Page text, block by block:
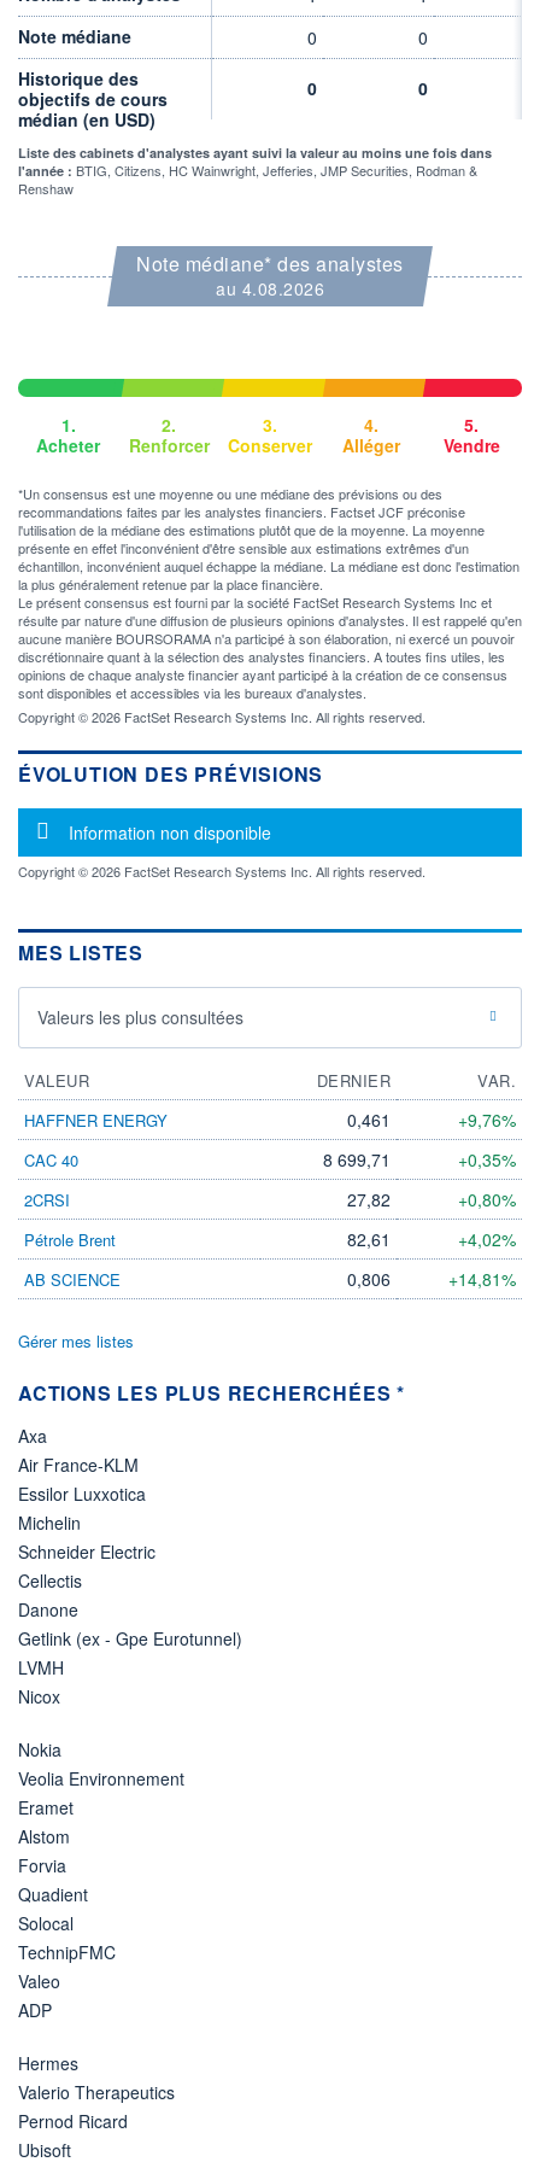
0 0,00%
VALORISATION
250 MUSD
CAPI.
15 MUSD
LIMITE À LA
0,0000 0,0000
DERNIER
ÉCHANGE
06.08.26 / 17:01:43
Boursobank
+ PORTEFEUILLE + LISTE
Note médiane
0 0
Historique des
objectifs de cours
médian (en USD)
0 0
Liste des cabinets d'analystes ayant suivi la valeur au moins une fois dans
l'année : BTIG, Citizens, HC Wainwright, Jefferies, JMP Securities, Rodman &
Renshaw
Note médiane* des analystes
au 4.08.2026
1.
Acheter
2.
Renforcer
3.
Conserver
4.
Alléger
5.
Vendre
*Un consensus est une moyenne ou une médiane des prévisions ou des
recommandations faites par les analystes financiers. Factset JCF préconise
l'utilisation de la médiane des estimations plutôt que de la moyenne. La moyenne
présente en effet l'inconvénient d'être sensible aux estimations extrêmes d'un
échantillon, inconvénient auquel échappe la médiane. La médiane est donc l'estimation
la plus généralement retenue par la place financière.
Le présent consensus est fourni par la société FactSet Research Systems Inc et
résulte par nature d'une diffusion de plusieurs opinions d'analystes. Il est rappelé qu'en
aucune manière BOURSORAMA n'a participé à son élaboration, ni exercé un pouvoir
discrétionnaire quant à la sélection des analystes financiers. A toutes fins utiles, les
opinions de chaque analyste financier ayant participé à la création de ce consensus
sont disponibles et accessibles via les bureaux d'analystes.
Copyright © 2026 FactSet Research Systems Inc. All rights reserved.
ÉVOLUTION DES PRÉVISIONS
Message d'information
Information non disponible
Copyright © 2026 FactSet Research Systems Inc. All rights reserved.
MES LISTES
Valeurs les plus consultées
VALEUR DERNIER
VAR.
HAFFNER ENERGY
0,461 +9,76%
CAC 40 8 699,71 +0,35%
2CRSI 27,82 +0,80%
Pétrole Brent 82,61 +4,02%
AB SCIENCE 0,806 +14,81%
Gérer mes listes
ACTIONS LES PLUS RECHERCHÉES *
Axa
Air France-KLM
Essilor Luxxotica
Michelin
Schneider Electric
Cellectis
Danone
Getlink (ex - Gpe Eurotunnel)
LVMH
Nicox
Nokia
Veolia Environnement
Eramet
Alstom
Forvia
Quadient
Solocal
TechnipFMC
Valeo
ADP
Hermes
Valerio Therapeutics
Pernod Ricard
Ubisoft